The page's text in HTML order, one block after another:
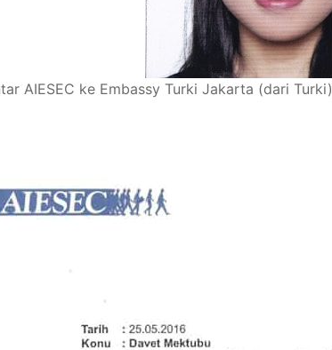
AIESEC ke Embassy Turki Jakarta (dari Turki)